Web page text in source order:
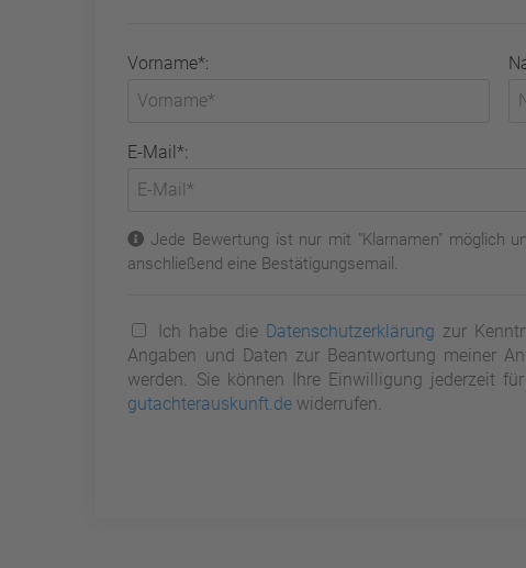
Vorname*:
E-Mail*:
Jede Bewertung ist nur mit "Klarnamen" möglich
anschließend eine Bestätigungsemail.
Ich habe die Datenschutzerklärung zur
Angaben und Daten zur Beantwortung meiner
werden. Sie können Ihre Einwilligung jederzeit
gutachterauskunft.de widerrufen.